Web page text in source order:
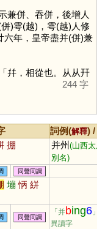
併、吞併，後增人
)雩(越)，雩(越)人修
六年，皇帝盡并(併)兼
幷，相從也。从从幵
244 字
詞例(解釋) /
掤 并州 (山西太
別名)
同聲同調
塴 怲 絣
同聲同調
「并bing6 」
異讀字